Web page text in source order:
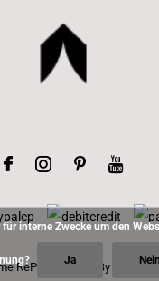
RePos - Theme By DMWSx
interne Zwecke um den
Ja Nein